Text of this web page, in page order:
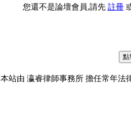
您還不是論壇會員,請先 註冊
本站由 瀛睿律師事務所 擔任常年法